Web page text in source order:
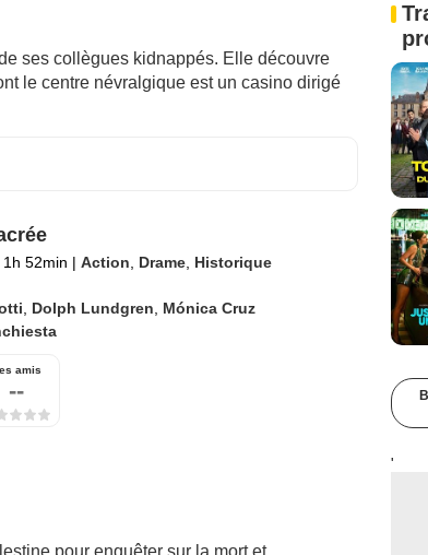
ses collègues kidnappés. Elle découvre
le centre névralgique est un casino dirigé
1h 52min | Action Drame, Historique
Dolph Lundgren
Mónica Cruz
amis
--
pour enquêter sur la mort et
'